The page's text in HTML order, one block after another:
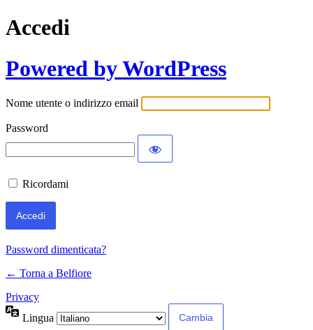
Accedi
Powered by WordPress
Nome utente o indirizzo email
Password
Ricordami
Password dimenticata?
← Torna a Belfiore
Privacy
Lingua